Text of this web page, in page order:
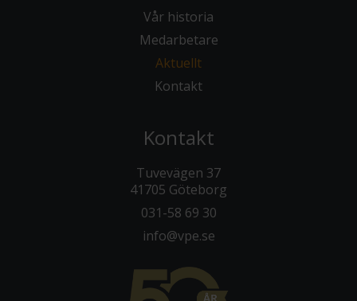
Vår historia
Medarbetare
Aktuellt
Kontakt
Kontakt
Tuvevägen 37
41705 Göteborg
031-58 69 30
info@vpe.se